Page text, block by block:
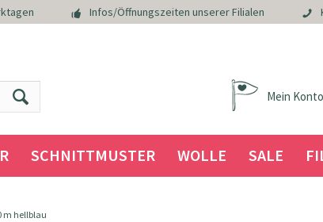
Infos/Öffnungszeiten unserer Filialen
Mein Konto
SCHNITTMUSTER WOLLE SALE
m hellblau